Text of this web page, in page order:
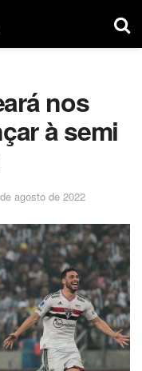
nos
à semi
agosto de 2022